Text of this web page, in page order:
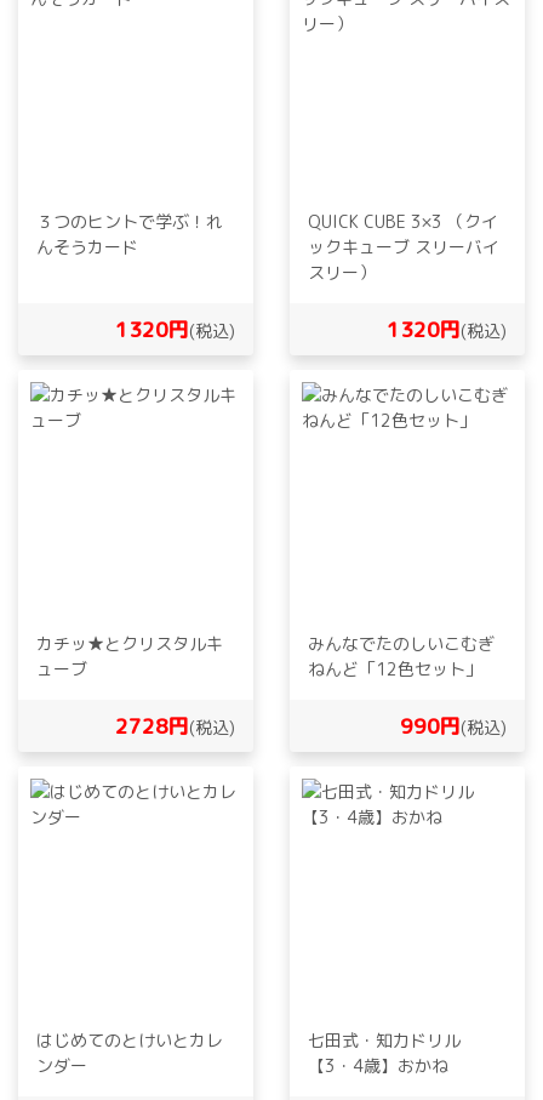
３つのヒントで学ぶ！れ
んそうカード
1320円(税込)
QUICK CUBE 3×3 （クイ
ックキューブ スリーバイ
スリー）
1320円(税込)
カチッ★とクリスタルキ
ューブ
2728円(税込)
みんなでたのしいこむぎ
ねんど「12色セット」
990円(税込)
はじめてのとけいとカレ
ンダー
七田式・知力ドリル
【3・4歳】おかね